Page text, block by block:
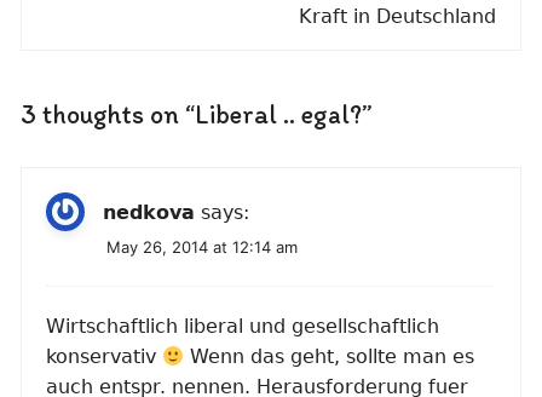
Kraft in Deutschland
3 thoughts on “Liberal .. egal?”
nedkova says:
May 26, 2014 at 12:14 am
Wirtschaftlich liberal und gesellschaftlich
konservativ
Wenn das geht, sollte man es
auch entspr. nennen. Herausforderung fuer